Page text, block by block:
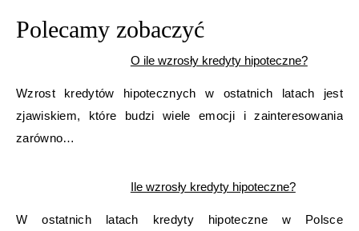
Polecamy zobaczyć
O ile wzrosły kredyty hipoteczne?
Wzrost kredytów hipotecznych w ostatnich latach jest
zjawiskiem, które budzi wiele emocji i zainteresowania
zarówno…
Ile wzrosły kredyty hipoteczne?
W ostatnich latach kredyty hipoteczne w Polsce